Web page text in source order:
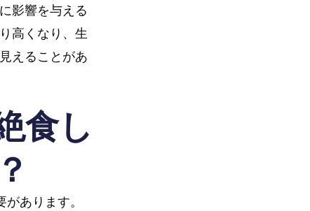
影響を与える
高くなり、生
えることがあ
食し
あります。